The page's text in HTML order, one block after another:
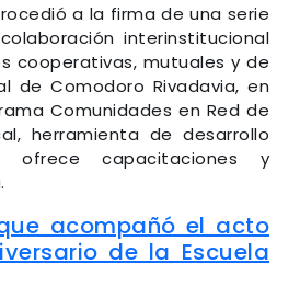
a la firma de una serie
interinstitucional
cooperativas, mutuales y de
de Comodoro Rivadavia, en
Comunidades en Red de
herramienta de desarrollo
ofrece capacitaciones y
acompañó el acto
de la Escuela